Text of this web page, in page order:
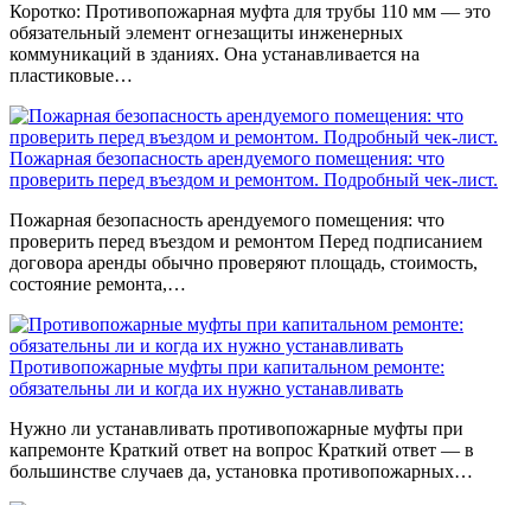
Коротко: Противопожарная муфта для трубы 110 мм — это
обязательный элемент огнезащиты инженерных
коммуникаций в зданиях. Она устанавливается на
пластиковые…
Пожарная безопасность арендуемого помещения: что
проверить перед въездом и ремонтом. Подробный чек-лист.
Пожарная безопасность арендуемого помещения: что
проверить перед въездом и ремонтом Перед подписанием
договора аренды обычно проверяют площадь, стоимость,
состояние ремонта,…
Противопожарные муфты при капитальном ремонте:
обязательны ли и когда их нужно устанавливать
Нужно ли устанавливать противопожарные муфты при
капремонте Краткий ответ на вопрос Краткий ответ — в
большинстве случаев да, установка противопожарных…